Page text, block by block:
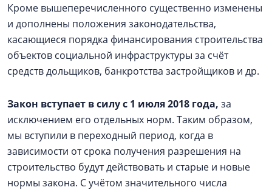
Кроме вышеперечисленного существенно изменены
и дополнены положения законодательства,
касающиеся порядка финансирования строительства
объектов социальной инфраструктуры за счёт
средств дольщиков, банкротства застройщиков и др.
Закон вступает в силу с 1 июля 2018 года, за
исключением его отдельных норм. Таким образом,
мы вступили в переходный период, когда в
зависимости от срока получения разрешения на
строительство будут действовать и старые и новые
нормы закона. С учётом значительного числа